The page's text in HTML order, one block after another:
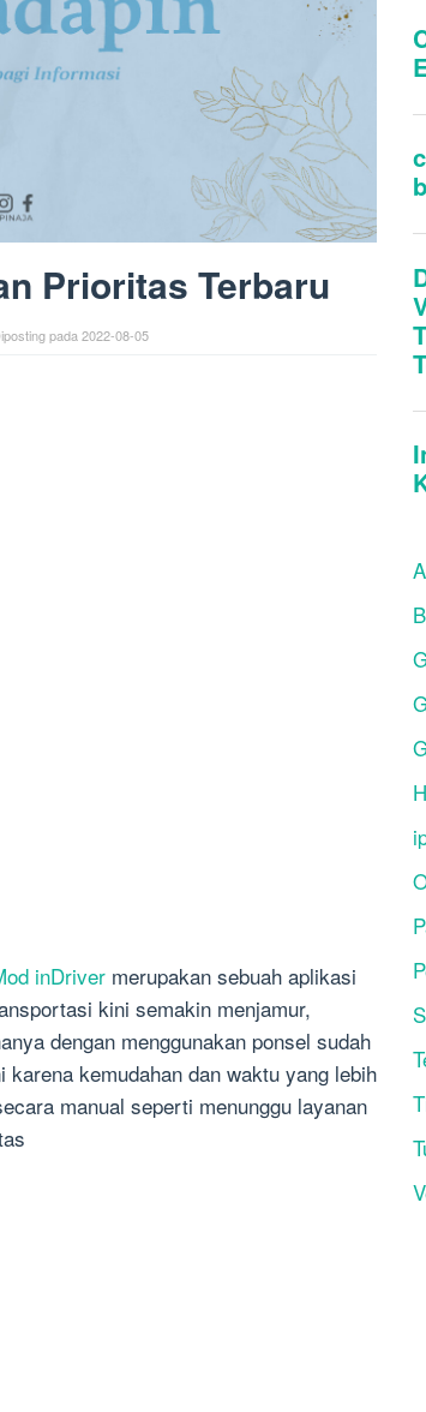
Prioritas Terbaru
pada2022-08-05
inDriver merupakan sebuah aplikasi
kini semakin menjamur,
dengan menggunakan ponsel sudah
kemudahan dan waktu yang lebih
manual seperti menunggu layanan